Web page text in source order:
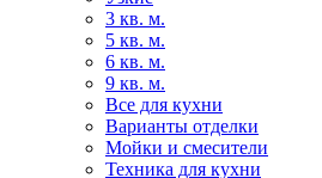
3 кв. м.
5 кв. м.
6 кв. м.
9 кв. м.
Все для кухни
Варианты отделки
Мойки и смесители
Техника для кухни